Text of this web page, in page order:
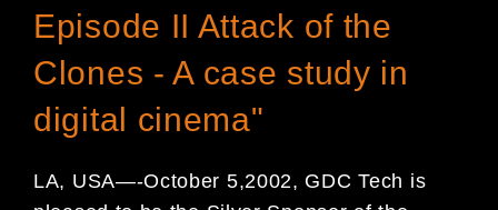
Episode II Attack of the
Clones - A case study in
digital cinema"
LA, USA—-October 5,2002, GDC Tech is